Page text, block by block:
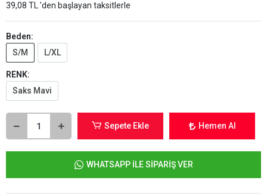
39,08 TL 'den başlayan taksitlerle
Beden:
S/M
L/XL
RENK:
Saks Mavi
Sepete Ekle Hemen Al
WHATSAPP İLE SİPARİŞ VER